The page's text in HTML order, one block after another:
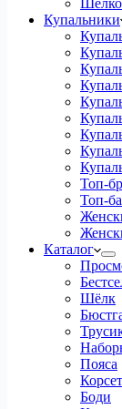
Купальники
Топ-
Топ-
Каталог
Шёлк
Пояса
Боди